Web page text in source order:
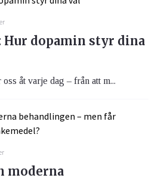
Hur dopamin styr dina
åt varje dag – från att m...
moderna